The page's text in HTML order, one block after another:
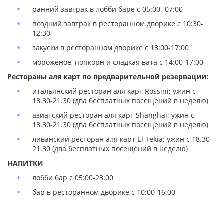
ранний завтрак в лобби баре с 05:00- 07:00
поздний завтрак в ресторанном дворике с 10:30-
12:30
закуски в ресторанном дворике с 13:00-17:00
мороженое, попкорн и сладкая вата с 14:00-17:00
Рестораны аля карт по предварительной резервации:
итальянский ресторан аля карт Rossini: ужин с
18.30-21.30 (два бесплатных посещений в неделю)
азиатский ресторан аля карт Shanghai: ужин с
18.30-21.30 (два бесплатных посещений в неделю)
ливанский ресторан аля карт El Tekia: ужин с 18.30-
21.30 (два бесплатных посещений в неделю)
НАПИТКИ
лобби бар с 05:00-23:00
бар в ресторанном дворике с 10:00-16:00